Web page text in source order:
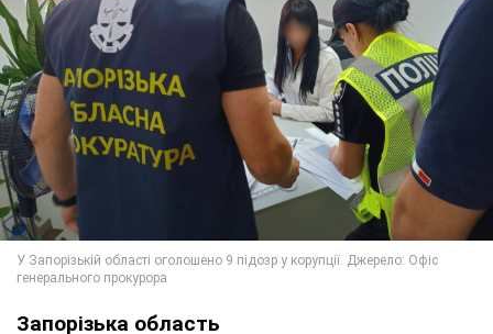
Запорізька область